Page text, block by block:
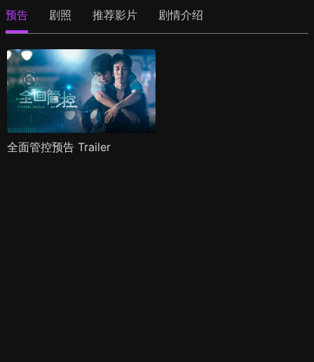
预告 剧照 推荐影片 剧情介绍
全面管控预告 Trailer